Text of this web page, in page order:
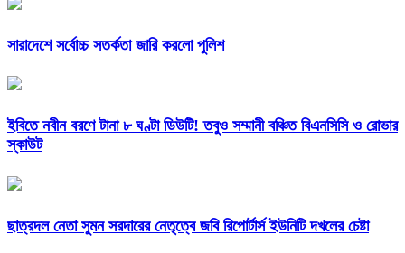
সারাদেশে সর্বোচ্চ সতর্কতা জারি করলো পুলিশ
ইবিতে নবীন বরণে টানা ৮ ঘণ্টা ডিউটি! তবুও সম্মানী বঞ্চিত বিএনসিসি ও রোভার
স্কাউট
ছাত্রদল নেতা সুমন সরদারের নেতৃত্বে জবি রিপোর্টার্স ইউনিটি দখলের চেষ্টা